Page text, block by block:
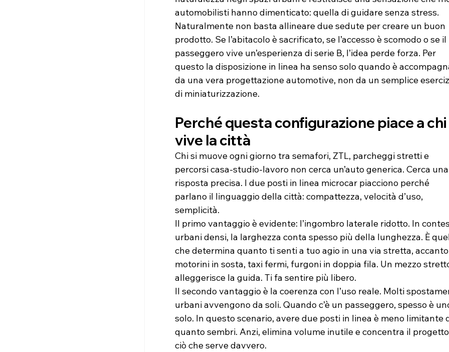
automobilisti hanno dimenticato: quella di guidare senza stress.
Naturalmente non basta allineare due sedute per creare un buon
prodotto. Se l’abitacolo è sacrificato, se l’accesso è scomodo o se il
passeggero vive un’esperienza di serie B, l’idea perde forza. Per
questo la disposizione in linea ha senso solo quando è
da una vera progettazione automotive, non da un semplice
di miniaturizzazione.
Perché questa configurazione piace a chi
vive la città
Chi si muove ogni giorno tra semafori, ZTL, parcheggi stretti e
percorsi casa-studio-lavoro non cerca un’auto generica. Cerca una
risposta precisa. I due posti in linea microcar piacciono perché
parlano il linguaggio della città: compattezza, velocità d’uso,
semplicità.
Il primo vantaggio è evidente: l’ingombro laterale ridotto. In
urbani densi, la larghezza conta spesso più della lunghezza. È
che determina quanto ti senti a tuo agio in una via stretta,
motorini in sosta, taxi fermi, furgoni in doppia fila. Un mezzo
alleggerisce la guida. Ti fa sentire più libero.
Il secondo vantaggio è la coerenza con l’uso reale. Molti
urbani avvengono da soli. Quando c’è un passeggero, spesso è
solo. In questo scenario, avere due posti in linea è meno limitante
quanto sembri. Anzi, elimina volume inutile e concentra il
ciò che serve davvero.